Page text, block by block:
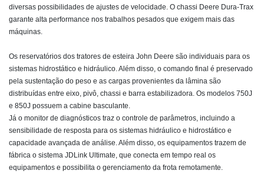
diversas possibilidades de ajustes de velocidade. O chassi Deere Dura-Trax
garante alta performance nos trabalhos pesados que exigem mais das
máquinas.
Os reservatórios dos tratores de esteira John Deere são individuais para os
sistemas hidrostático e hidráulico. Além disso, o comando final é preservado
pela sustentação do peso e as cargas provenientes da lâmina são
distribuídas entre eixo, pivô, chassi e barra estabilizadora. Os modelos 750J
e 850J possuem a cabine basculante.
Já o monitor de diagnósticos traz o controle de parâmetros, incluindo a
sensibilidade de resposta para os sistemas hidráulico e hidrostático e
capacidade avançada de análise. Além disso, os equipamentos trazem de
fábrica o sistema JDLink Ultimate, que conecta em tempo real os
equipamentos e possibilita o gerenciamento da frota remotamente.